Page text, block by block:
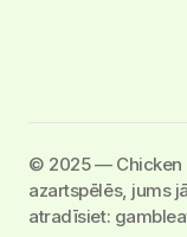
©️ 2025 — Chicken
azartspēlēs, jums
atradīsiet: